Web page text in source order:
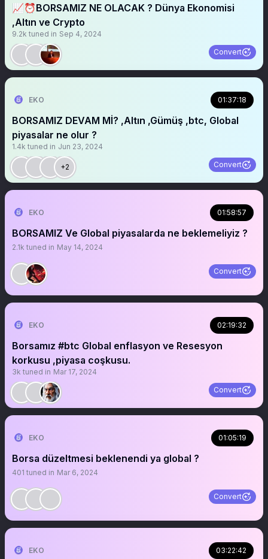
📈⏰BORSAMIZ NE OLACAK ? Dünya Ekonomisi
,Altın ve Crypto
9.2k tuned in Sep 4, 2024
Convert
EKO 01:37:18
BORSAMIZ DEVAM Mİ? ,Altın ,Gümüş ,btc, Global
piyasalar ne olur ?
1.4k tuned in Jun 23, 2024
+2 Convert
EKO 01:58:57
BORSAMIZ Ve Global piyasalarda ne beklemeliyiz ?
2.1k tuned in May 14, 2024
Convert
EKO 02:19:32
Borsamız #btc Global enflasyon ve Resesyon
korkusu ,piyasa coşkusu.
3k tuned in Mar 17, 2024
Convert
EKO 01:05:19
Borsa düzeltmesi beklenendi ya global ?
401 tuned in Mar 6, 2024
Convert
EKO 03:22:42